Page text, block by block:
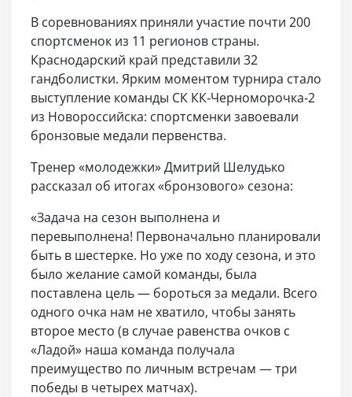
В соревнованиях приняли участие почти 200
спортсменок из 11 регионов страны.
Краснодарский край представили 32
гандболистки. Ярким моментом турнира стало
выступление команды СК КК‑Черноморочка‑2
из Новороссийска: спортсменки завоевали
бронзовые медали первенства.
Тренер «молодежки» Дмитрий Шелудько
рассказал об итогах «бронзового» сезона:
«Задача на сезон выполнена и
перевыполнена! Первоначально планировали
быть в шестерке. Но уже по ходу сезона, и это
было желание самой команды, была
поставлена цель — бороться за медали. Всего
одного очка нам не хватило, чтобы занять
второе место (в случае равенства очков с
«Ладой» наша команда получала
преимущество по личным встречам — три
победы в четырех матчах).